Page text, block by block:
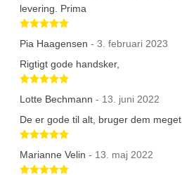
levering. Prima
Betygsatt 5 av 5 stjärnor
Pia Haagensen - 3. februari 2023
Rigtigt gode handsker,
Betygsatt 5 av 5 stjärnor
Lotte Bechmann - 13. juni 2022
De er gode til alt, bruger dem meget.
Betygsatt 5 av 5 stjärnor
Marianne Velin - 13. maj 2022
Betygsatt 5 av 5 stjärnor